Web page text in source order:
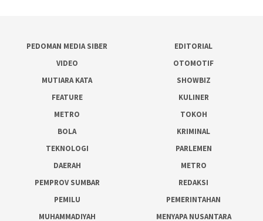
PEDOMAN MEDIA SIBER
EDITORIAL
VIDEO
OTOMOTIF
MUTIARA KATA
SHOWBIZ
FEATURE
KULINER
METRO
TOKOH
BOLA
KRIMINAL
TEKNOLOGI
PARLEMEN
DAERAH
METRO
PEMPROV SUMBAR
REDAKSI
PEMILU
PEMERINTAHAN
MUHAMMADIYAH
MENYAPA NUSANTARA